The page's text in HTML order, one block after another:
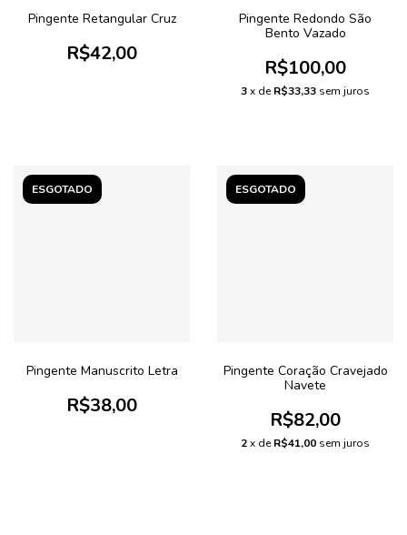
Pingente Retangular Cruz
R$42,00
Pingente Redondo São
Bento Vazado
R$100,00
3x deR$33,33 sem juros
ESGOTADO
Pingente Manuscrito Letra
R$38,00
ESGOTADO
Pingente Coração Cravejado
Navete
R$82,00
2x deR$41,00 sem juros